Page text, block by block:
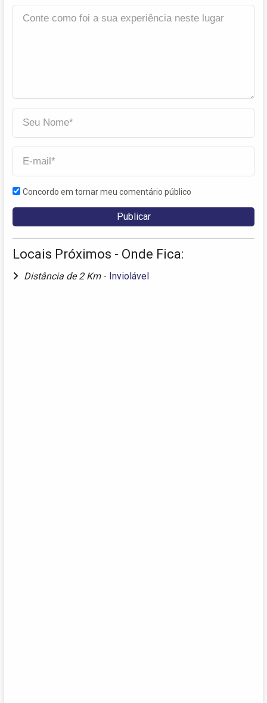
Concordo em tornar meu comentário público
Locais Próximos - Onde Fica:
Distância de 2 Km - Inviolável